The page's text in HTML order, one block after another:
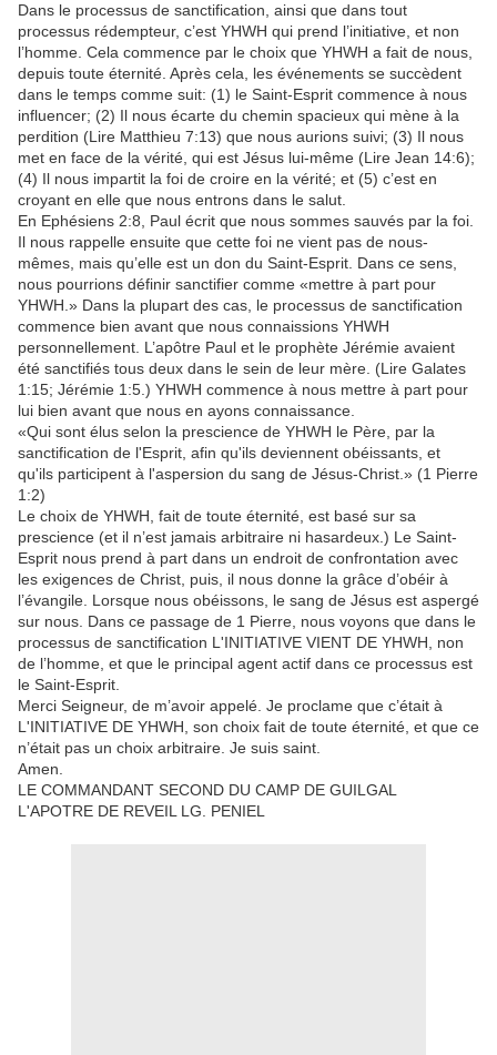
Dans le processus de sanctification, ainsi que dans tout
processus rédempteur, c’est YHWH qui prend l’initiative, et non
l’homme. Cela commence par le choix que YHWH a fait de nous,
depuis toute éternité. Après cela, les événements se succèdent
dans le temps comme suit: (1) le Saint-Esprit commence à nous
influencer; (2) Il nous écarte du chemin spacieux qui mène à la
perdition (Lire Matthieu 7:13) que nous aurions suivi; (3) Il nous
met en face de la vérité, qui est Jésus lui-même (Lire Jean 14:6);
(4) Il nous impartit la foi de croire en la vérité; et (5) c’est en
croyant en elle que nous entrons dans le salut.
En Ephésiens 2:8, Paul écrit que nous sommes sauvés par la foi.
Il nous rappelle ensuite que cette foi ne vient pas de nous-
mêmes, mais qu’elle est un don du Saint-Esprit. Dans ce sens,
nous pourrions définir sanctifier comme «mettre à part pour
YHWH.» Dans la plupart des cas, le processus de sanctification
commence bien avant que nous connaissions YHWH
personnellement. L’apôtre Paul et le prophète Jérémie avaient
été sanctifiés tous deux dans le sein de leur mère. (Lire Galates
1:15; Jérémie 1:5.) YHWH commence à nous mettre à part pour
lui bien avant que nous en ayons connaissance.
«Qui sont élus selon la prescience de YHWH le Père, par la
sanctification de l'Esprit, afin qu'ils deviennent obéissants, et
qu'ils participent à l'aspersion du sang de Jésus-Christ.» (1 Pierre
1:2)
Le choix de YHWH, fait de toute éternité, est basé sur sa
prescience (et il n’est jamais arbitraire ni hasardeux.) Le Saint-
Esprit nous prend à part dans un endroit de confrontation avec
les exigences de Christ, puis, il nous donne la grâce d’obéir à
l’évangile. Lorsque nous obéissons, le sang de Jésus est aspergé
sur nous. Dans ce passage de 1 Pierre, nous voyons que dans le
processus de sanctification L'INITIATIVE VIENT DE YHWH, non
de l’homme, et que le principal agent actif dans ce processus est
le Saint-Esprit.
Merci Seigneur, de m’avoir appelé. Je proclame que c’était à
L'INITIATIVE DE YHWH, son choix fait de toute éternité, et que ce
n’était pas un choix arbitraire. Je suis saint.
Amen.
LE COMMANDANT SECOND DU CAMP DE GUILGAL
L'APOTRE DE REVEIL LG. PENIEL